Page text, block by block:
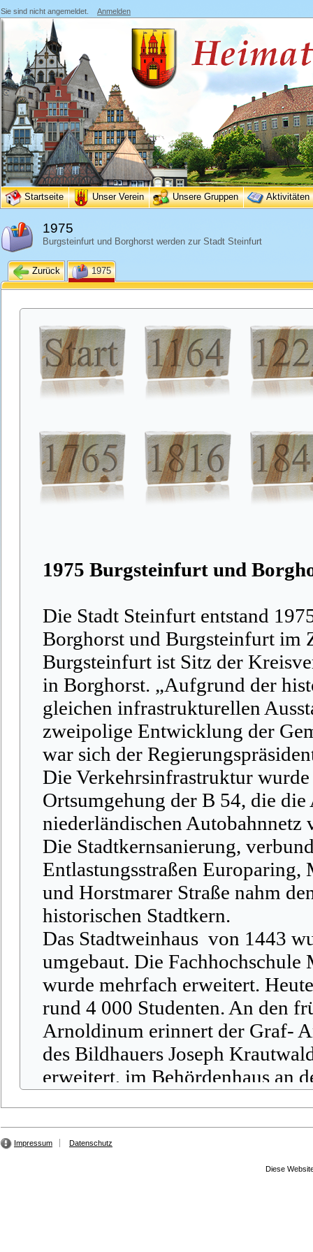
Sie sind nicht angemeldet. Anmelden
Startseite Unser Verein Unsere Gruppen Aktivitäten
1975
Burgsteinfurt und Borghorst werden zur Stadt Steinfurt
Zurück 1975
Impressum Datenschutz
Diese